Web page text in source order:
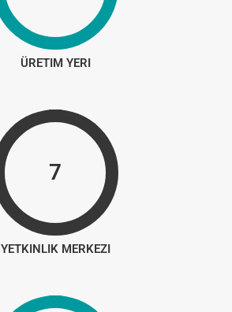
ÜRETIM YERI
7
YETKINLIK MERKEZI